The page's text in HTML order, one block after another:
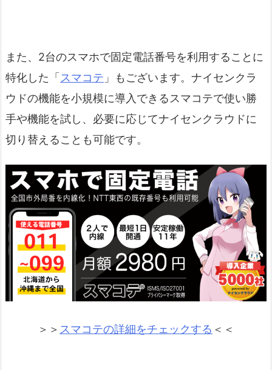
また、2台のスマホで固定電話番号を利用することに
特化した「 スマコテ 」もございます。ナイセンクラ
ウドの機能を小規模に導入できるスマコテで使い勝
手や機能を試し、必要に応じてナイセンクラウドに
切り替えることも可能です。
＞＞ スマコテの詳細をチェックする ＜＜